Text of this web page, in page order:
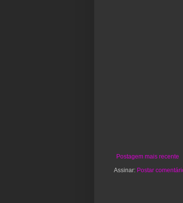
Postagem mais recente
Assinar: Postar